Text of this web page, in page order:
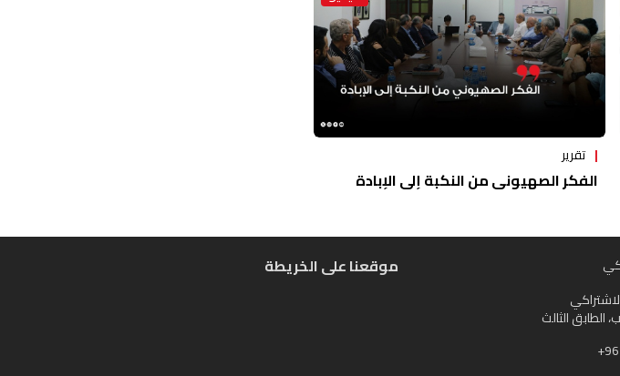
تقرير
الفكر الصهيوني من النكبة إلى الإبادة
الثالث
موقعنا على الخريطة